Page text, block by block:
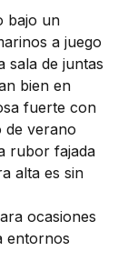
bajo un
a juego
sala de juntas
bien en
fuerte con
de verano
rubor fajada
alta es sin
ocasiones
entornos